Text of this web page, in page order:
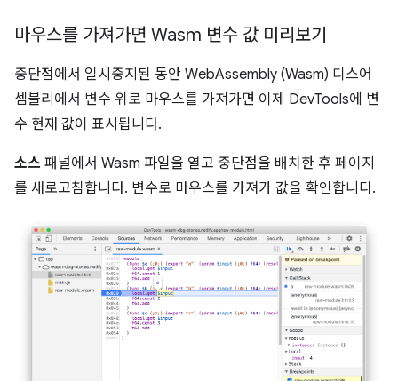
마우스를 가져가면 Wasm 변수 값 미리보기
중단점에서 일시중지된 동안 WebAssembly (Wasm) 디스어
셈블리에서 변수 위로 마우스를 가져가면 이제 DevTools에 변
수 현재 값이 표시됩니다.
소스 패널에서 Wasm 파일을 열고 중단점을 배치한 후 페이지
를 새로고침합니다. 변수로 마우스를 가져가 값을 확인합니다.